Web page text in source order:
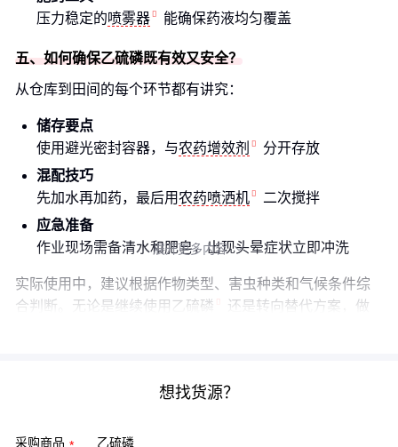
压力稳定的喷雾器 能确保药液均匀覆盖
五、如何确保乙硫磷既有效又安全？
从仓库到田间的每个环节都有讲究：
储存要点
使用避光密封容器，与农药增效剂
分开存放
混配技巧
先加水再加药，最后用农药喷洒机
二次搅拌
应急准备
作业现场需备清水和肥皂，出现头晕症状立即冲洗
实际使用中，建议根据作物类型、害虫种类和气候条件综
合判断。无论是继续使用 乙硫磷
还是转向替代方案，做
展开更多内容 
想找货源？
采购商品